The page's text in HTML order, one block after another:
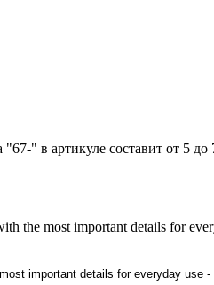
" в артикуле составит от 5 до
the most important details for
important details for everyday use